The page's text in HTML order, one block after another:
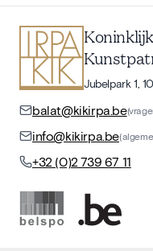
Jubelpark 1,
balat@kikirpa.be
info@kikirpa.be
+32 (0)2 739 67 11